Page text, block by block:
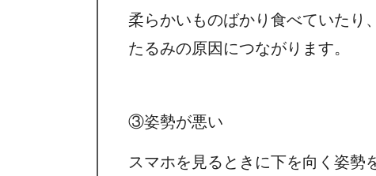
柔らかいものばかり食べていたり
たるみの原因につながります。
③姿勢が悪い
スマホを見るときに下を向く姿勢